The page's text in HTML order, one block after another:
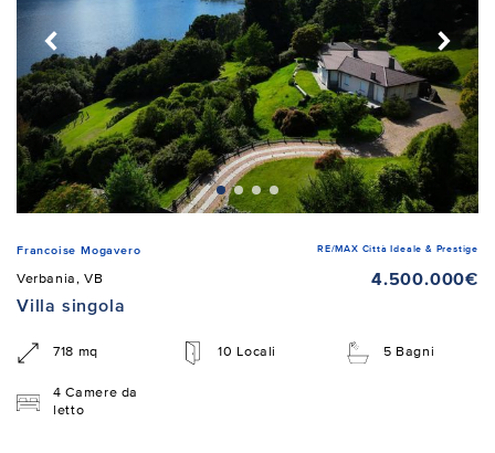
Francoise Mogavero RE/MAX Città Ideale & Prestige
Verbania, VB
4.500.000€
Villa singola
718 mq 10 Locali 5 Bagni
4 Camere da
letto